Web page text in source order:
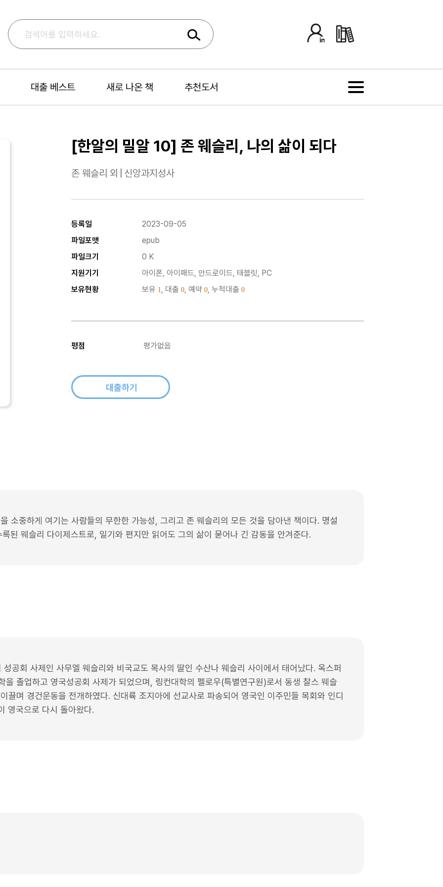
대출 베스트 새로 나온 책 추천도서
[한알의 밀알 10] 존 웨슬리, 나의 삶이 되다
존 웨슬리 외 신앙과지성사
등록일
2023-09-05
파일포맷
epub
파일크기
0 K
지원기기
아이폰, 아이패드, 안드로이드, 태블릿, PC
보유현황
보유 1, 대출 0, 예약 0, 누적대출 0
평점 평가없음
대출하기
을 소중하게 여기는 사람들의 무한한 가능성, 그리고 존 웨슬리의 모든 것을 담아낸 책이다. 명설
된 웨슬리 다이제스트로, 일기와 편지만 읽어도 그의 삶이 묻어나 긴 감동을 안겨준다.
공회 사제인 사무엘 웨슬리와 비국교도 목사의 딸인 수산나 웨슬리 사이에서 태어났다. 옥스퍼
을 졸업하고 영국성공회 사제가 되었으며, 링컨대학의 펠로우(특별연구원)로서 동생 찰스 웨슬
며 경건운동을 전개하였다. 신대륙 조지아에 선교사로 파송되어 영국인 이주민들 목회와 인디
영국으로 다시 돌아왔다.